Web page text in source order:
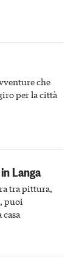
che
per la città
Langa
tra pittura,
puoi